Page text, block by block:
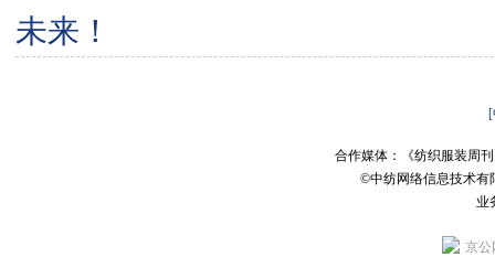
未来！
合作媒体：《纺织服装周
©中纺网络信息技术
业
京公